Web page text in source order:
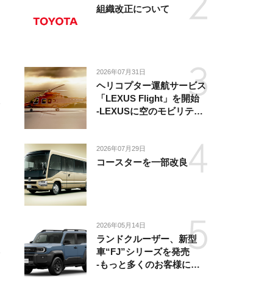
組織改正について
2026年07月31日
ヘリコプター運航サービス
「LEXUS Flight」を開始
-LEXUSに空のモビリティ
2026年07月29日
コースターを一部改良
2026年05月14日
ランドクルーザー、新型
車“FJ”シリーズを発売
-もっと多くのお客様にラ